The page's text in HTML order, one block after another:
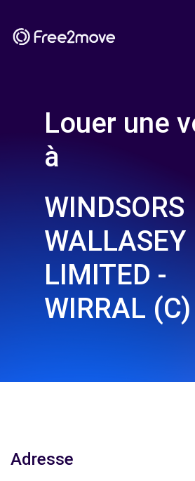
Louer une
à
WINDSORS
WALLASEY
LIMITED -
WIRRAL (C)
Adresse